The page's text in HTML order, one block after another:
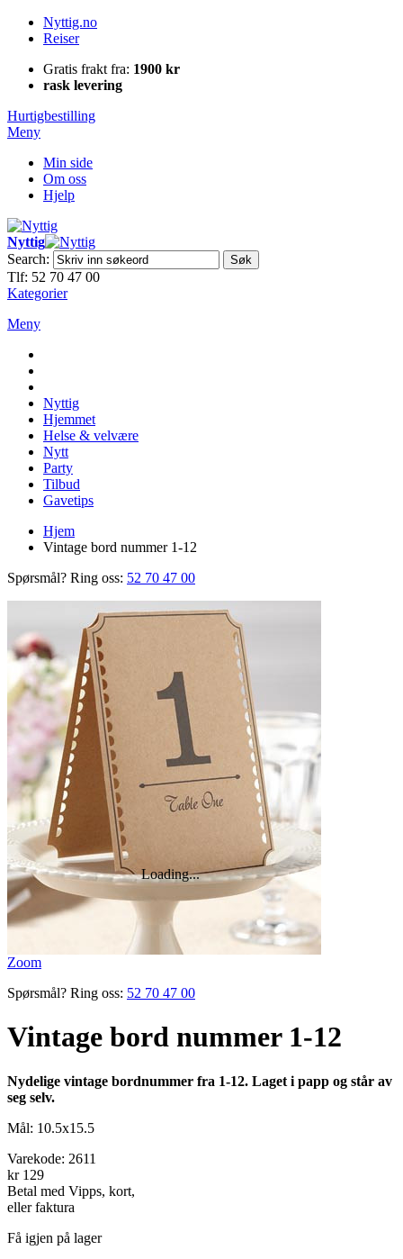
Nyttig.no
Reiser
Gratis frakt fra: 1900 kr
rask levering
Hurtigbestilling
Meny
Min side
Om oss
Hjelp
Nyttig
Search:
Søk
Tlf: 52 70 47 00
Kategorier
Meny
Nyttig
Hjemmet
Helse & velvære
Nytt
Party
Tilbud
Gavetips
Hjem
Vintage bord nummer 1-12
Spørsmål? Ring oss: 52 70 47 00
Zoom
Spørsmål? Ring oss: 52 70 47 00
Vintage bord nummer 1-12
Nydelige vintage bordnummer fra 1-12. Laget i papp og står av
seg selv.
Mål: 10.5x15.5
Varekode: 2611
kr 129
Betal med Vipps, kort,
eller faktura
Få igjen på lager